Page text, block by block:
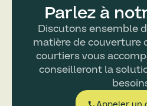
Parlez à
Discutons ensemble
matière de couverture
courtiers vous
conseilleront la